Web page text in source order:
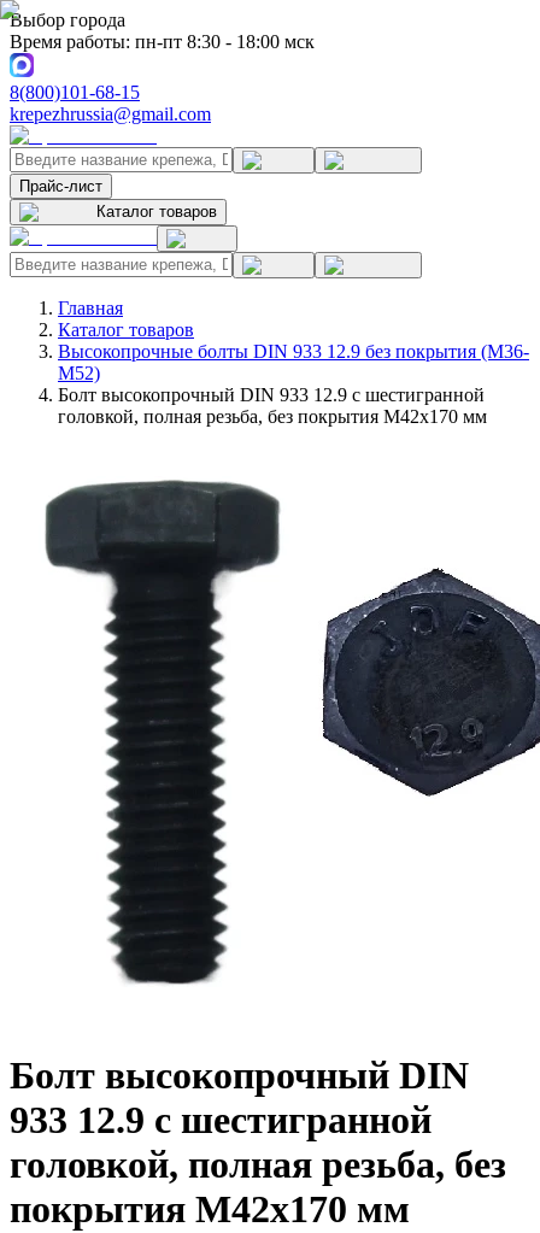
Выбор города
Время работы: пн-пт 8:30 - 18:00 мск
8(800)101-68-15
krepezhrussia@gmail.com
Прайс-лист
Каталог товаров
Главная
Каталог товаров
Высокопрочные болты DIN 933 12.9 без покрытия (M36-
M52)
Болт высокопрочный DIN 933 12.9 с шестигранной
головкой, полная резьба, без покрытия M42x170 мм
Болт высокопрочный DIN
933 12.9 с шестигранной
головкой, полная резьба, без
покрытия M42x170 мм